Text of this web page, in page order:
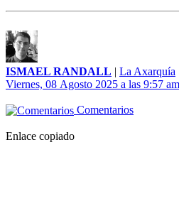
ISMAEL RANDALL | La Axarquía
Viernes, 08 Agosto 2025 a las 9:57 am
Comentarios
Enlace copiado